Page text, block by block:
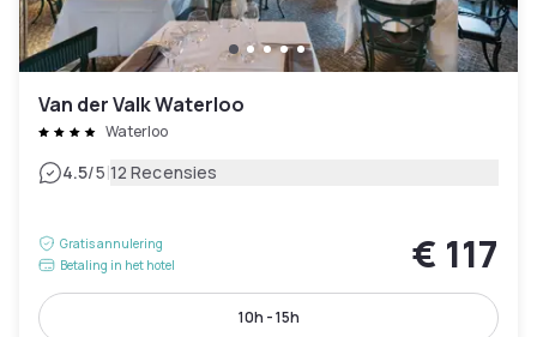
Van der Valk Waterloo
Waterloo
4.5/5|12 Recensies
Gratis annulering
Betaling in het hotel
€ 117
10h - 15h